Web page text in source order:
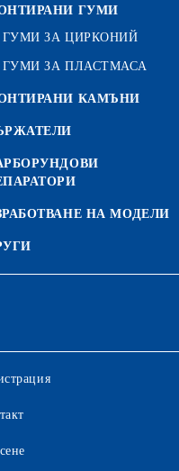
ГУМИ
ГУМИ ЗА ЦИРКОНИЙ
ГУМИ ЗА ПЛАСТМАСА
КАМЪНИ
НА МОДЕЛИ